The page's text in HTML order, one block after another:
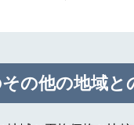
の他の地域と